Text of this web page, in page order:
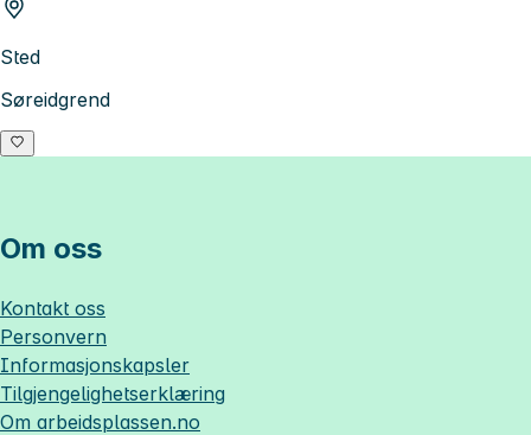
Sted
Søreidgrend
Om oss
Kontakt oss
Personvern
Informasjonskapsler
Tilgjengelighetserklæring
Om arbeidsplassen.no